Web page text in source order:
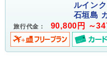
ルイン
石垣島
旅行代金： 90,800円 ～